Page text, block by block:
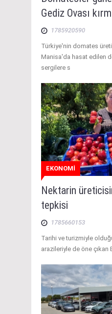
Gediz Ovası
1785920590
Türkiye'nin domates
Manisa'da hasat edilen
sergilere s
EKONOMİ
Nektarin
tepkisi
1785660153
Tarihi ve turizmiyle
arazileriyle de öne çıkan